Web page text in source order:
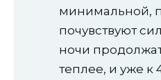
минимальной,
почувствуют
ночи
теплее, и уже к